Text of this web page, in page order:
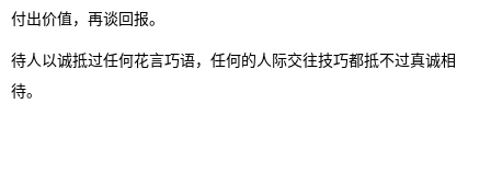
付出价值，再谈回报。
待人以诚抵过任何花言巧语，任何的人际交往技巧都抵不过真诚相
待。